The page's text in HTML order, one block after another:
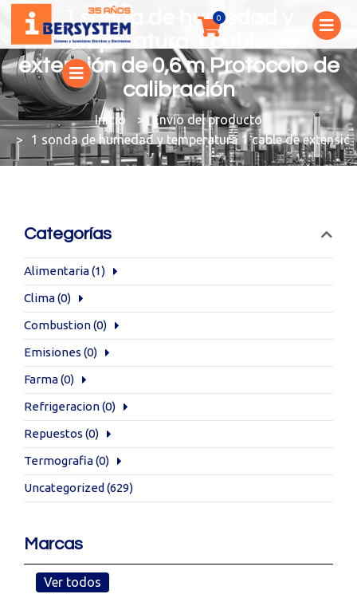
1 sonda de humedad y
temperatura 1 cable de
extensión de 0,6 m Protocolo de
calibración
You are here:
Envío del producto
1 sonda de humedad y temperatura 1 cable de
Categorías
Alimentaria(1)
Clima(0)
Combustion(0)
Emisiones (0)
Farma(0)
Refrigeracion(0)
Repuestos (0)
Termografia(0)
Uncategorized (629)
Marcas
Ver todos